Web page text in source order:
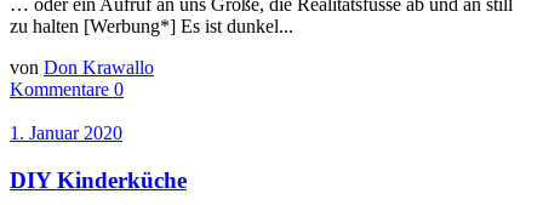
… oder ein Aufruf an uns Große, die Realitätsfüsse ab und an still
zu halten [Werbung*] Es ist dunkel...
von Don Krawallo
Kommentare 0
1. Januar 2020
DIY Kinderküche